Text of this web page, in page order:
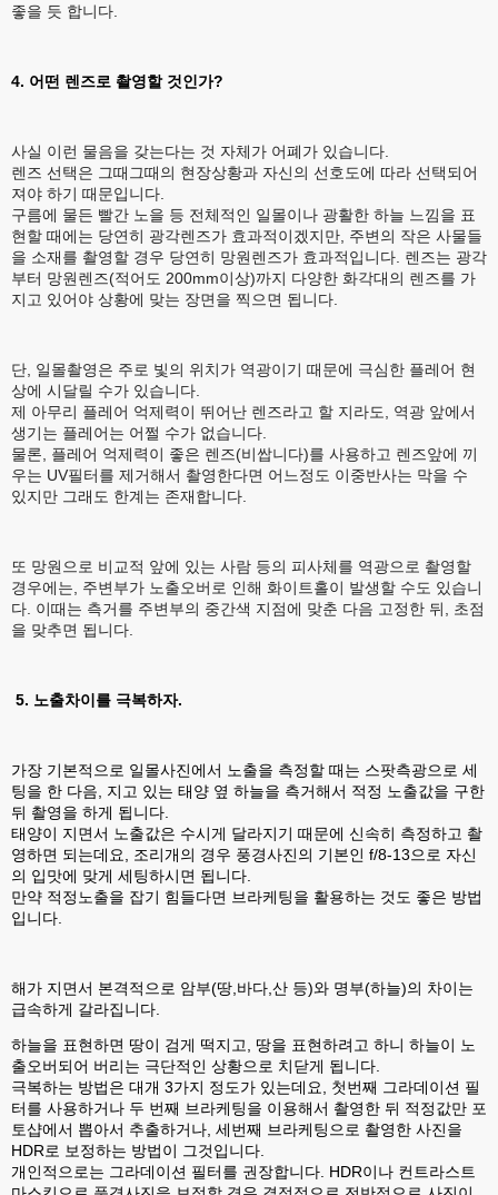
좋을 듯 합니다.
4. 어떤 렌즈로 촬영할 것인가?
사실 이런 물음을 갖는다는 것 자체가 어폐가 있습니다.
렌즈 선택은 그때그때의 현장상황과 자신의 선호도에 따라 선택되어
져야 하기 때문입니다.
구름에 물든 빨간 노을 등 전체적인 일몰이나 광활한 하늘 느낌을 표
현할 때에는 당연히 광각렌즈가 효과적이겠지만, 주변의 작은 사물들
을 소재를 촬영할 경우 당연히 망원렌즈가 효과적입니다. 렌즈는 광각
부터 망원렌즈(적어도 200mm이상)까지 다양한 화각대의 렌즈를 가
지고 있어야 상황에 맞는 장면을 찍으면 됩니다.
단, 일몰촬영은 주로 빛의 위치가 역광이기 때문에 극심한 플레어 현
상에 시달릴 수가 있습니다.
제 아무리 플레어 억제력이 뛰어난 렌즈라고 할 지라도, 역광 앞에서
생기는 플레어는 어쩔 수가 없습니다.
물론, 플레어 억제력이 좋은 렌즈(비쌉니다)를 사용하고 렌즈앞에 끼
우는 UV필터를 제거해서 촬영한다면 어느정도 이중반사는 막을 수
있지만 그래도 한계는 존재합니다.
또 망원으로 비교적 앞에 있는 사람 등의 피사체를 역광으로 촬영할
경우에는, 주변부가 노출오버로 인해 화이트홀이 발생할 수도 있습니
다. 이때는 측거를 주변부의 중간색 지점에 맞춘 다음 고정한 뒤, 초점
을 맞추면 됩니다.
5. 노출차이를 극복하자.
가장 기본적으로 일몰사진에서 노출을 측정할 때는 스팟측광으로 세
팅을 한 다음, 지고 있는 태양 옆 하늘을 측거해서 적정 노출값을 구한
뒤 촬영을 하게 됩니다.
태양이 지면서 노출값은 수시게 달라지기 때문에 신속히 측정하고 촬
영하면 되는데요, 조리개의 경우 풍경사진의 기본인 f/8-13으로 자신
의 입맛에 맞게 세팅하시면 됩니다.
만약 적정노출을 잡기 힘들다면 브라케팅을 활용하는 것도 좋은 방법
입니다.
해가 지면서 본격적으로 암부(땅,바다,산 등)와 명부(하늘)의 차이는
급속하게 갈라집니다.
하늘을 표현하면 땅이 검게 떡지고, 땅을 표현하려고 하니 하늘이 노
출오버되어 버리는 극단적인 상황으로 치닫게 됩니다.
극복하는 방법은 대개 3가지 정도가 있는데요, 첫번째 그라데이션 필
터를 사용하거나 두 번째 브라케팅을 이용해서 촬영한 뒤 적정값만 포
토샵에서 뽑아서 추출하거나, 세번째 브라케팅으로 촬영한 사진을
HDR로 보정하는 방법이 그것입니다.
개인적으로는 그라데이션 필터를 권장합니다. HDR이나 컨트라스트